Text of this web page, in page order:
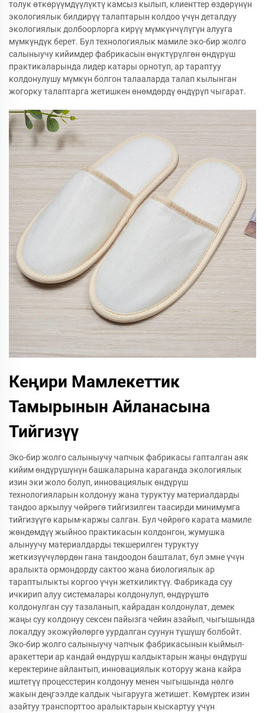
толук өткөрүүмдүүлүктү камсыз кылып, клиенттер өздөрүнүн
экологиялык билдирүү талаптарын колдоо үчүн деталдуу
экологиялык долбоорлорга кирүү мүмкүнчүлүгүн алууга
мүмкүндүк берет. Бул технологиялык мамиле эко-бир жолго
салыныучу кийимдер фабрикасын өнүктүрүлгөн өндүрүш
практикаларында лидер катары орнотуп, ар тараптуу
колдонулушу мүмкүн болгон талааларда талап кылынган
жогорку талаптарга жетишкен өнөмдөрдү өндүрүп чыгарат.
Кеңири Мамлекеттик
Тамырынын Айланасына
Тийгизүү
Эко-бир жолго салыныучу чапчык фабрикасы гапталган аяк
кийим өндүрүшүнүн башкаларына караганда экологиялык
изин эки жоло болуп, инновациялык өндүрүш
технологияларын колдонуу жана туруктуу материалдарды
тандоо аркылуу чөйрөгө тийгизилген таасирди минимумга
тийгизүүгө карым-каржы салган. Бул чөйрөгө карата мамиле
жөндөмдүү жыйноо практикасын колдонгон, жумушка
алынуучу материалдарды текшерилген туруктуу
жеткизүүчүлөрдөн гана тандоодон башталат, бул эмне үчүн
аралыкта ормондорду сактоо жана биологиялык ар
тараптылыкты коргоо үчүн жеткиликтүү. Фабрикада суу
ичкирип алуу системалары колдонулуп, өндүрүштө
колдонулган суу тазаланып, кайрадан колдонулат, демек
жаңы суу колдонуу сексен пайызга чейин азайып, чыгышында
локалдуу экожүйөлөргө уурдалган суунун түшүшү болбойт.
Эко-бир жолго салыныучу чапчык фабрикасынын кыймыл-
аракеттери ар кандай өндүрүш калдыктарын жаңы өндүрүш
керектерине айлантып, инновациялык которуу жана кайра
иштетүү процесстерин колдонуу менен чыгышында нөлгө
жакын деңгээлде калдык чыгарууга жетишет. Көмүртек изин
азайтуу транспорттоо аралыктарын кыскартуу үчүн